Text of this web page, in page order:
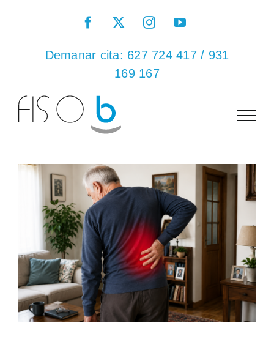
Facebook InstagramYouTube
Demanar cita: 627 724 417/ 931
169 167